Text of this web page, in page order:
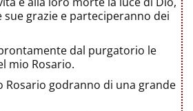
sue grazie e parteciperanno dei
dal purgatorio le
mio Rosario.
Rosario godranno di una grande